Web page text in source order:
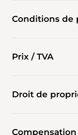
Conditions de
Prix / TVA
Droit de
Compensation